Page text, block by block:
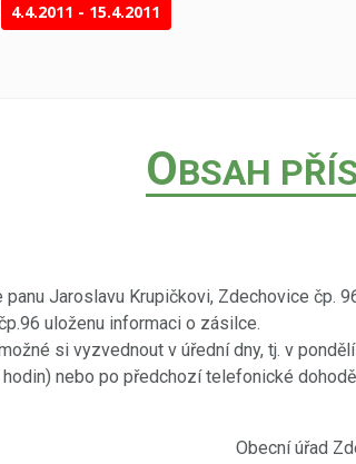
4.4.2011 - 15.4.2011
OBSAH
panu Jaroslavu Krupičkovi, Zdechovice čp.
uloženu informaci o zásilce.
si vyzvednout v úřední dny, tj. v
nebo po předchozí telefonické
úřad